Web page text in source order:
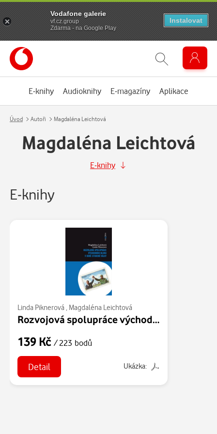
E-knihy Audioknihy E-magazíny Aplikace
Úvod Autoři Magdaléna Leichtová
Magdaléna Leichtová
E-knihy
E-knihy
Linda Piknerová , Magdaléna Leichtová
Rozvojová spolupráce východního bloku v době studené války
139 Kč / 223 bodů
Detail Ukázka:
Vodafone galerie
vf.cz.group
Zdarma - na Google Play
Instalovat